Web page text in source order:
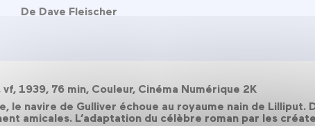
De Dave Fleischer
1939, 76 min, Couleur, Cinéma Numérique 2K
le navire de Gulliver échoue au royaume nain de
amicales. L’adaptation du célèbre roman par les